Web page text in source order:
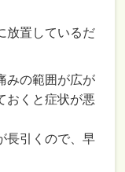
放置しているだ
みの範囲が広が
おくと症状が悪
長引くので、早